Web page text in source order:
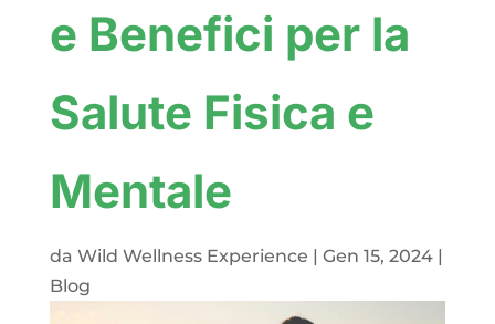
e Benefici per la
Salute Fisica e
Mentale
da Wild Wellness Experience | Gen 15, 2024|
Blog